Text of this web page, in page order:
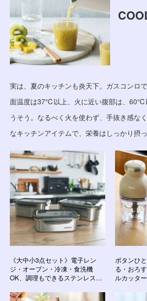
実は、夏のキッチンも炎天下。ガスコンロ
面温度は37℃以上、火に近い腹部は、60℃
うそう。なるべく火を使わず、手抜き感な
なキッチンアイテムで、栄養はしっかり摂
《大中小3点セット》電子レン
ジ・オーブン・冷凍・食洗機
OK、調理もできるステンレス保
ボタンひ
る・おろ
ルカッタ